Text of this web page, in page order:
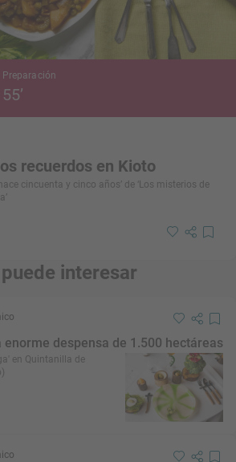
Preparación
55’
recuerdos en Kioto
cincuenta y cinco años’ de ‘Los misterios de
interesar
enorme despensa de 1.500 hectáreas
en Quintanilla de